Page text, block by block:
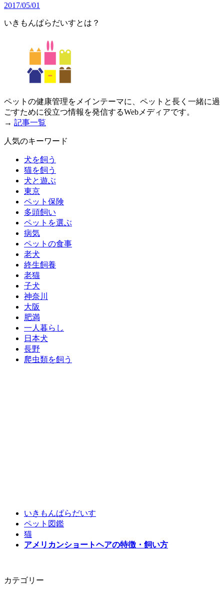
2017/05/01
いきもんぱらだいすとは？
ペットの健康管理をメインテーマに、ペットと長く一緒に過
ごすために役立つ情報を発信するWebメディアです。
→ 記事一覧
人気のキーワード
犬を飼う
猫を飼う
犬と遊ぶ
東京
ペット保険
多頭飼い
ペットを選ぶ
病気
ペットの食事
老犬
終生飼養
老猫
子犬
神奈川
大阪
肥満
一人暮らし
日本犬
長野
爬虫類を飼う
いきもんぱらだいす
ペット図鑑
猫
アメリカンショートヘアの特徴・飼い方
カテゴリー